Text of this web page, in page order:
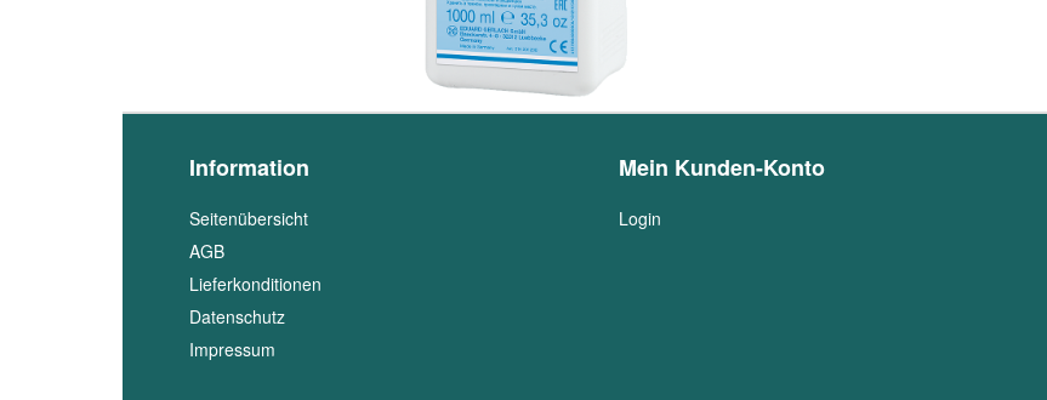
Information
Seitenübersicht
AGB
Lieferkonditionen
Datenschutz
Impressum
Mein Kunden-Konto
Login